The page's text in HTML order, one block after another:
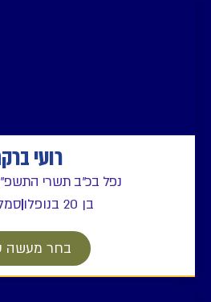
רועי
נפל בכ"ב תשרי
בן 20 בנופלו
בחר מעשה